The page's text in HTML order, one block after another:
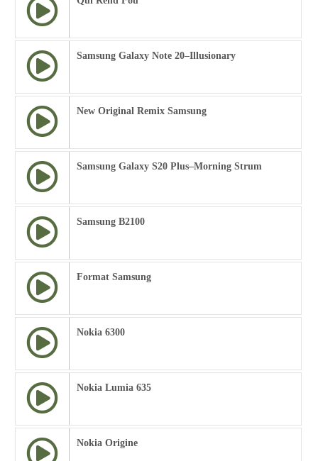
Samsung Galaxy Note 20–Illusionary
New Original Remix Samsung
Samsung Galaxy S20 Plus–Morning Strum
Samsung B2100
Format Samsung
Nokia 6300
Nokia Lumia 635
Nokia Origine